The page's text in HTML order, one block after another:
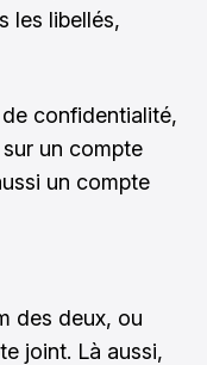
les libellés,
confidentialité,
un compte
un compte
des deux, ou
joint. Là aussi,